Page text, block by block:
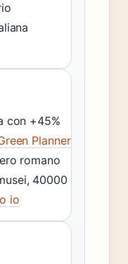
con +45%
Planner
romano
40000
io